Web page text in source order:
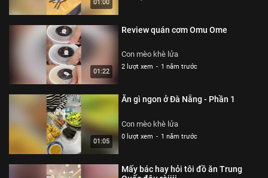
01:00
01:22
Review quán cơm Omu Ome
Con mèo khè lửa
2 lượt xem - 1 năm trước
01:05
Ăn gì ngon ở Đà Nẵng - Phần 1
Con mèo khè lửa
0 lượt xem - 1 năm trước
Mấy bác hay hỏi tôi đồ ăn Trung